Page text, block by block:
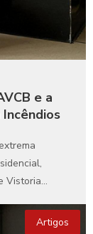
e a
Vistoria...
Artigos